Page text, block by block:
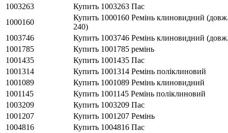
1003263
Купить 1003263 Пас
1000160
Купить 1000160 Ремінь клиновидний
240)
1003746
Купить 1003746 Ремінь клиновидний
1001785
Купить 1001785 ремінь
1001435
Купить 1001435 Пас
1001314
Купить 1001314 Ремінь поліклиновий
1001089
Купить 1001089 Ремінь клиновидний
1001145
Купить 1001145 Ремінь поліклиновий
1003209
Купить 1003209 Пас
1001207
Купить 1001207 Ремінь
1004816
Купить 1004816 Пас